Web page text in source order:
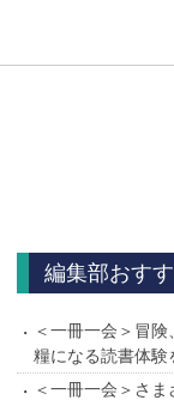
編集部おす
＜一冊一会＞冒
糧になる読書体験
＜一冊一会＞さ